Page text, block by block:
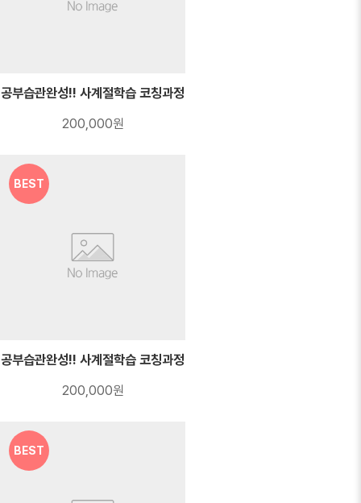
공부습관완성!! 사계절학습 코칭과정
200,000원
공부습관완성!! 사계절학습 코칭과정
200,000원
BEST
BEST